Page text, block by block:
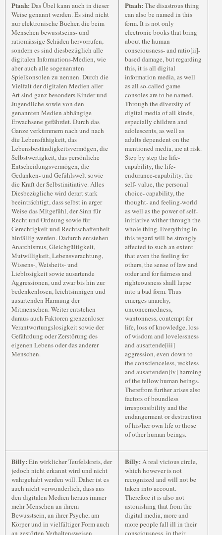
Ptaah: Das Übel kann auch in dieser
Weise genannt werden. Es sind nicht
nur elektronische Bücher, die beim
Menschen bewusstseins- und
ratiomässige Schäden hervorrufen,
sondern es sind diesbezüglich alle
digitalen Informations-Medien, wie
aber auch alle sogenannten
Spielkonsolen zu nennen. Durch die
Vielfalt der digitalen Medien aller
Art sind ganz besonders Kinder und
Jugendliche sowie von den
genannten Medien abhängige
Erwachsene gefährdet. Durch das
Ganze verkümmern nach und nach
die Lebensfähigkeit, das
Lebensbeständigkeitsvermögen, die
Selbstwertigkeit, das persönliche
Entscheidungsvermögen, die
Gedanken- und Gefühlswelt sowie
die Kraft der Selbstinitiative. Alles
Diesbezügliche wird derart stark
beeinträchtigt, dass selbst in arger
Weise das Mitgefühl, der Sinn für
Recht und Ordnung sowie für
Gerechtigkeit und Rechtschaffenheit
hinfällig werden. Dadurch entstehen
Anarchismus, Gleichgültigkeit,
Mutwilligkeit, Lebensverachtung,
Wissens-, Weisheits- und
Lieblosigkeit sowie ausartende
Aggressionen, und zwar bis hin zur
bedenkenlosen, leichtsinnigen und
ausartenden Harmung der
Mitmenschen. Weiter entstehen
daraus auch Faktoren grenzenloser
Verantwortungslosigkeit sowie der
Gefährdung oder Zerstörung des
eigenen Lebens oder das anderer
Menschen.
Ptaah: The disastrous thing
can also be named in this
form. It is not only
electronic books that bring
about the human
consciousness- and ratio[ii]-
based damage, but regarding
this, it is all digital
information media, as well
as all so-called game
consoles are to be named.
Through the diversity of
digital media of all kinds,
especially children and
adolescents, as well as
adults dependent on the
mentioned media, are at risk.
Step by step the life-
capability, the life-
endurance-capability, the
self- value, the personal
choice- capability, the
thought- and feeling-world
as well as the power of self-
initiative wither through the
whole thing. Everything in
this regard will be strongly
affected to such an extent
that even the feeling for
others, the sense of law and
order and for fairness and
righteousness shall lapse
into a bad form. Thus
emerges anarchy,
unconcernedness,
wantonness, contempt for
life, loss of knowledge, loss
of wisdom and lovelessness
and ausartende[iii]
aggression, even down to
the conscienceless, reckless
and ausartenden[iv] harming
of the fellow human beings.
Therefrom further arises also
factors of boundless
irresponsibility and the
endangerment or destruction
of his/her own life or those
of other human beings.
Billy: Ein wirklicher Teufelskreis, der
jedoch nicht erkannt wird und nicht
wahrgehabt werden will. Daher ist es
auch nicht verwunderlich, dass aus
den digitalen Medien heraus immer
mehr Menschen an ihrem
Bewusstsein, an ihrer Psyche, am
Körper und in vielfältiger Form auch
an gestörten Verhaltensweisen
Billy: A real vicious circle,
which however is not
recognized and will not be
taken into account.
Therefore it is also not
astonishing that from the
digital media, more and
more people fall ill in their
consciousness, in their